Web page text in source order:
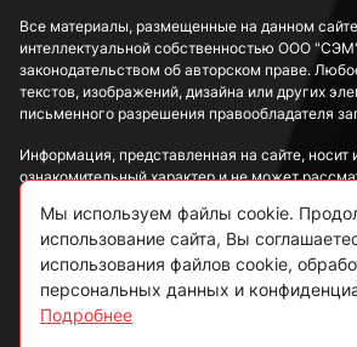
Все материалы, размещенные на данном
интеллектуальной собственностью ООО
законодательством об авторском праве.
текстов, изображений, дизайна или других
письменного разрешения правообладателя
Информация, представленная на сайте, носит
ознакомительный характер и не может
Политика конфиденциальности
Согласие на обработку данных
Мы используем файлы cookie.
использование сайта, Вы
использования файлов cookie,
персональных данных и
Подробнее